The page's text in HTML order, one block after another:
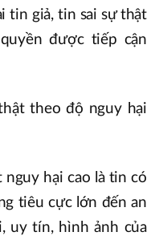
tin giả, tin sai sự thật
được tiếp cận
theo độ nguy hại
hại cao là tin có
tiêu cực lớn đến an
uy tín, hình ảnh của